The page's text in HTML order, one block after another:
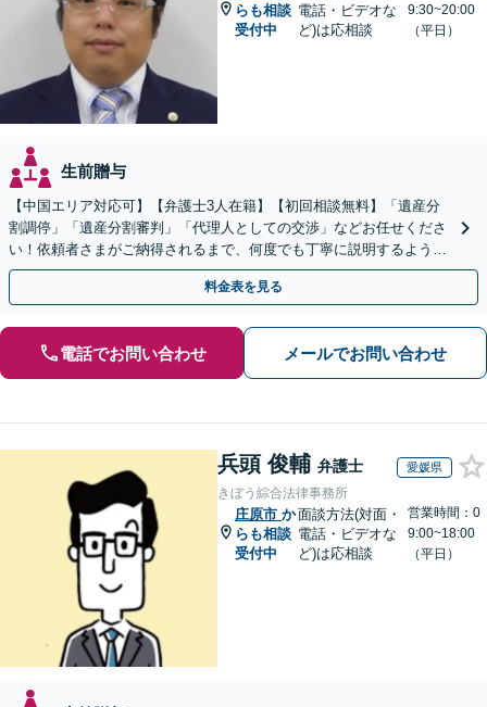
らも相談
受付中
電話・ビデオな
ど)は応相談
9:30~20:00
（平日）
生前贈与
【中国エリア対応可】【弁護士3人在籍】【初回相談無料】「遺産分
割調停」「遺産分割審判」「代理人としての交渉」などお任せくださ
い！依頼者さまがご納得されるまで、何度でも丁寧に説明するよう心
掛けています【土日祝／夜間対応可】【当日／電話相談可】
料金表を見る
電話でお問い合わせ メールでお問い合わせ
兵頭 俊輔 弁護士 愛媛県
きぼう綜合法律事務所
庄原市 か
らも相談
受付中
面談方法(対面・
電話・ビデオな
ど)は応相談
営業時間：0
9:00~18:00
（平日）